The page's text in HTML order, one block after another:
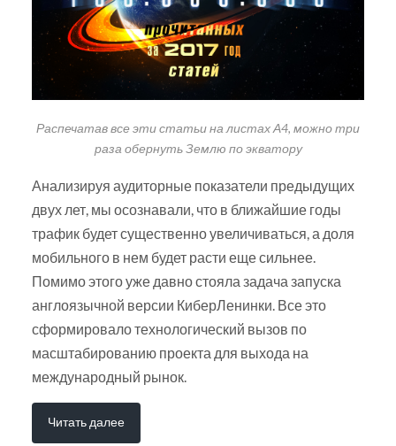
Распечатав все эти статьи на листах А4, можно три
раза обернуть Землю по экватору
Анализируя аудиторные показатели предыдущих
двух лет, мы осознавали, что в ближайшие годы
трафик будет существенно увеличиваться, а доля
мобильного в нем будет расти еще сильнее.
Помимо этого уже давно стояла задача запуска
англоязычной версии КиберЛенинки. Все это
сформировало технологический вызов по
масштабированию проекта для выхода на
международный рынок.
Читать далее